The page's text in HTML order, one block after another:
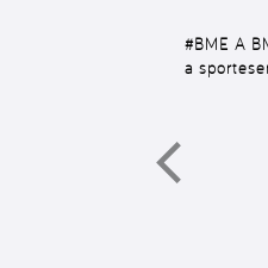
#BME A
a